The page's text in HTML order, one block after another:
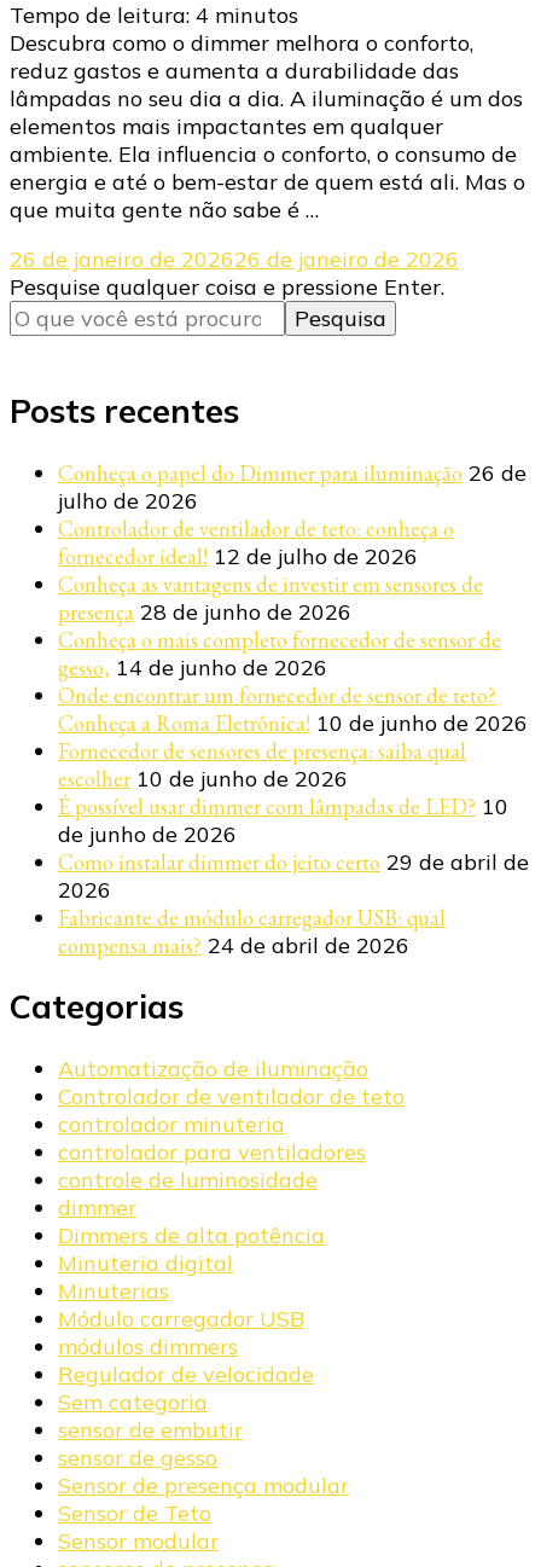
Tempo de leitura: 4 minutos
Descubra como o dimmer melhora o conforto,
reduz gastos e aumenta a durabilidade das
lâmpadas no seu dia a dia. A iluminação é um dos
elementos mais impactantes em qualquer
ambiente. Ela influencia o conforto, o consumo de
energia e até o bem-estar de quem está ali. Mas o
que muita gente não sabe é …
26 de janeiro de 202626 de janeiro de 2026
Procurando
algo?
Pesquise qualquer coisa e pressione Enter.
Posts recentes
Conheça o papel do Dimmer para iluminação 26 de
julho de 2026
Controlador de ventilador de teto: conheça o
fornecedor ideal! 12 de julho de 2026
Conheça as vantagens de investir em sensores de
presença 28 de junho de 2026
Conheça o mais completo fornecedor de sensor de
gesso, 14 de junho de 2026
Onde encontrar um fornecedor de sensor de teto?
Conheça a Roma Eletrônica! 10 de junho de 2026
Fornecedor de sensores de presença: saiba qual
escolher 10 de junho de 2026
É possível usar dimmer com lâmpadas de LED? 10
de junho de 2026
Como instalar dimmer do jeito certo 29 de abril de
2026
Fabricante de módulo carregador USB: qual
compensa mais? 24 de abril de 2026
Categorias
Automatização de iluminação
Controlador de ventilador de teto
controlador minuteria
controlador para ventiladores
controle de luminosidade
dimmer
Dimmers de alta potência
Minuteria digital
Minuterias
Módulo carregador USB
módulos dimmers
Regulador de velocidade
Sem categoria
sensor de embutir
sensor de gesso
Sensor de presença modular
Sensor de Teto
Sensor modular